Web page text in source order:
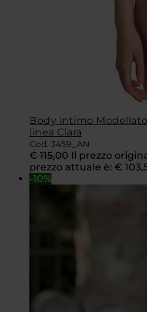
Body intimo
linea Clara
Cod. 3459_AN
€115,00 Il prezzo
prezzo attuale è: €
-10%